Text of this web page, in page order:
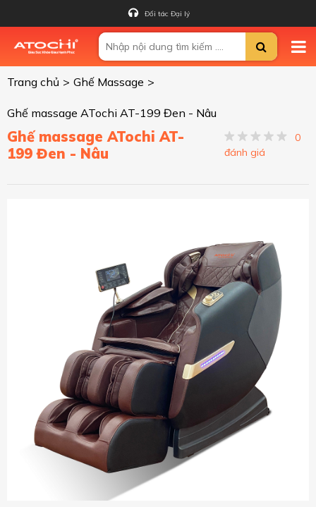
Đối tác Đại lý
Trang chủ > Ghế Massage >
Ghế massage ATochi AT-199 Đen - Nâu
Ghế massage ATochi AT-
199 Đen - Nâu
0
đánh giá